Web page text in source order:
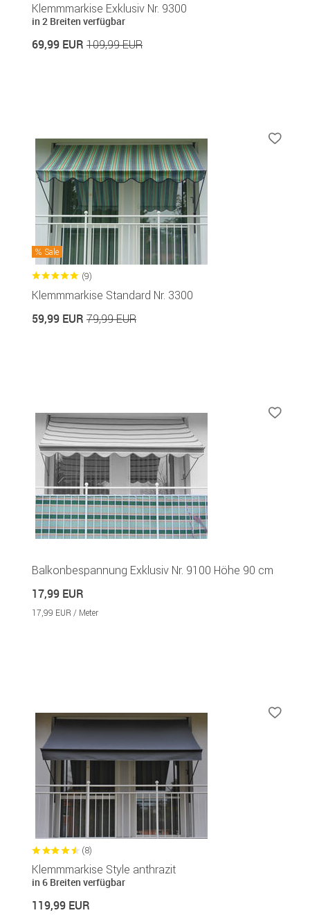
Klemmmarkise Exklusiv Nr. 9300
in 2 Breiten verfügbar
69,99 EUR 109,99 EUR
Sale
(9)
Klemmmarkise Standard Nr. 3300
59,99 EUR 79,99 EUR
Balkonbespannung Exklusiv Nr. 9100 Höhe 90 cm
17,99 EUR
17,99 EUR / Meter
(8)
Klemmmarkise Style anthrazit
in 6 Breiten verfügbar
119,99 EUR